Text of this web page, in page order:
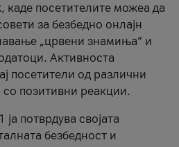
каде посетителите можеа да
за безбедно онлајн
„црвени знамиња“ и
Активноста
посетители од различни
позитивни реакции.
потврдува својата
безбедност и